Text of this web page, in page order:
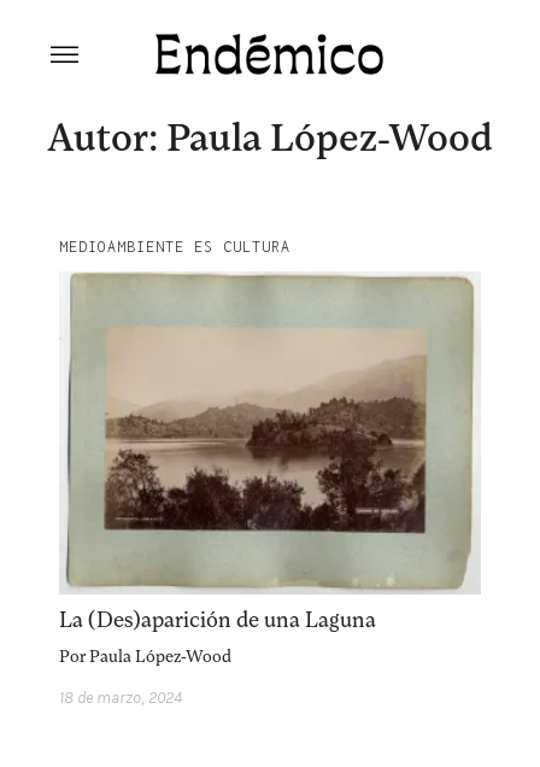
content
ambiental
Autor: Paula López-Wood
MEDIOAMBIENTE ES CULTURA
La (Des)aparición de una Laguna
PorPaula López-Wood
18 de marzo, 2024